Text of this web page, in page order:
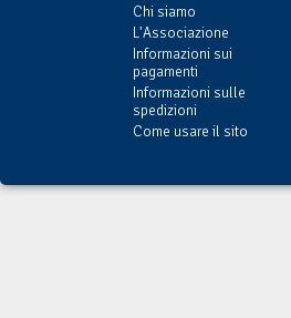
Chi siamo
L'Associazione
Informazioni sui
pagamenti
Informazioni sulle
spedizioni
Come usare il sito